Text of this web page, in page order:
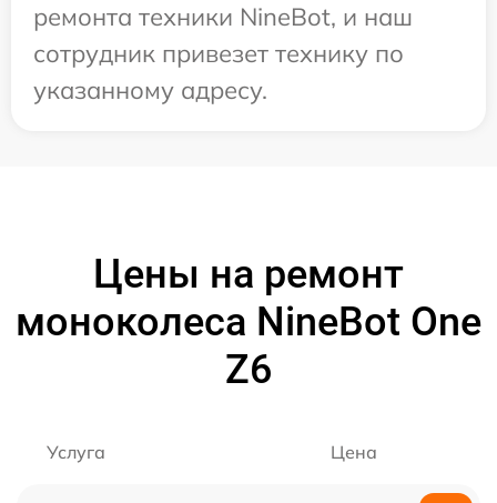
ремонта техники NineBot, и наш
сотрудник привезет технику по
указанному адресу.
Цены на ремонт
моноколеса NineBot One
Z6
Услуга Цена